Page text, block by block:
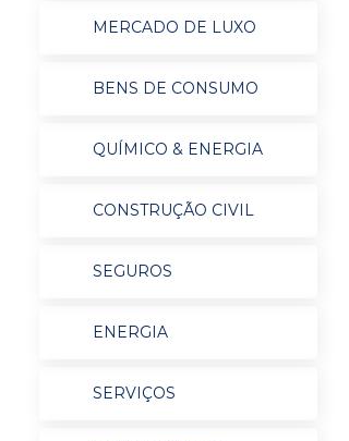
MERCADO DE LUXO
BENS DE CONSUMO
QUÍMICO & ENERGIA
CONSTRUÇÃO CIVIL
SEGUROS
ENERGIA
SERVIÇOS